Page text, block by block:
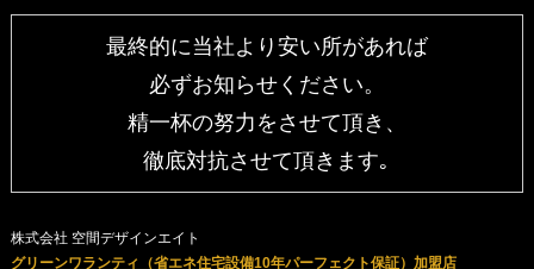
最終的に当社より安い所があれば
必ずお知らせください。
精一杯の努力をさせて頂き、
徹底対抗させて頂きます｡
株式会社 空間デザインエイト
グリーンワランティ（省エネ住宅設備10年パーフェクト保証）加盟店